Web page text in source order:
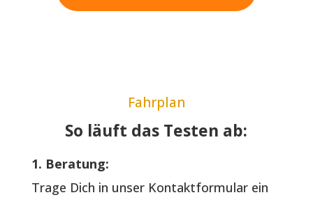
Fahrplan
So läuft das Testen ab:
1. Beratung:
Trage Dich in unser Kontaktformular ein